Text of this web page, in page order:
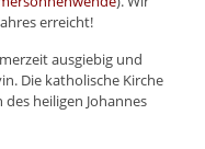
erreicht!
ausgiebig und
Die katholische Kirche
heiligen Johannes